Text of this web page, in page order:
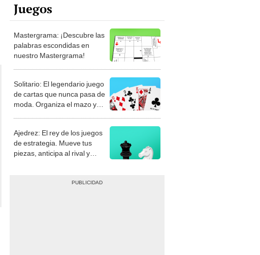
Juegos
Mastergrama: ¡Descubre las
palabras escondidas en
nuestro Mastergrama!
Solitario: El legendario juego
de cartas que nunca pasa de
moda. Organiza el mazo y
Ajedrez: El rey de los juegos
de estrategia. Mueve tus
piezas, anticipa al rival y